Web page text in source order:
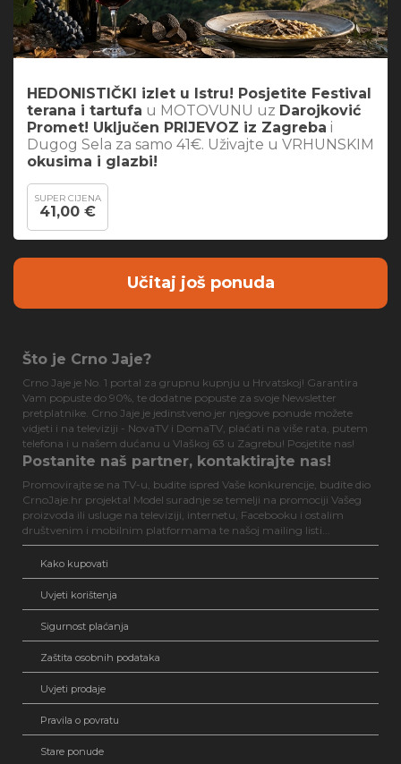
HEDONISTIČKI izlet u Istru! Posjetite Festival
terana i tartufa u MOTOVUNU uz Darojković
Promet! Uključen PRIJEVOZ iz Zagreba i
Dugog Sela za samo 41€. Uživajte u VRHUNSKIM
okusima i glazbi!
SUPER CIJENA
41,00 €
Učitaj još ponuda
Što je Crno Jaje?
Crno Jaje je No. 1 portal za grupnu kupnju u Hrvatskoj! Garantira
Vam popuste do 90%, te dodatne popuste za svoje Newsletter
pretplatnike. Crno Jaje je jedinstveno jer njegove ponude možete
vidjeti i na televiziji - NovaTV i DomaTV, plaćati na više rata, putem
telefona i u našem dućanu u Vlaškoj 63 u Zagrebu! Posjetite nas!
Postanite naš partner, kontaktirajte nas!
Promovirajte se na TV-u, budite ispred Vaše konkurencije, budite dio
CrnoJaje.hr projekta! Model suradnje se temelji na promociji Vašeg
proizvoda ili usluge na televiziji, internetu, Facebooku i ostalim
društvenim i mobilnim platformama te našoj mailing listi...
Kako kupovati
Uvjeti korištenja
Sigurnost plaćanja
Zaštita osobnih podataka
Uvjeti prodaje
Pravila o povratu
Stare ponude